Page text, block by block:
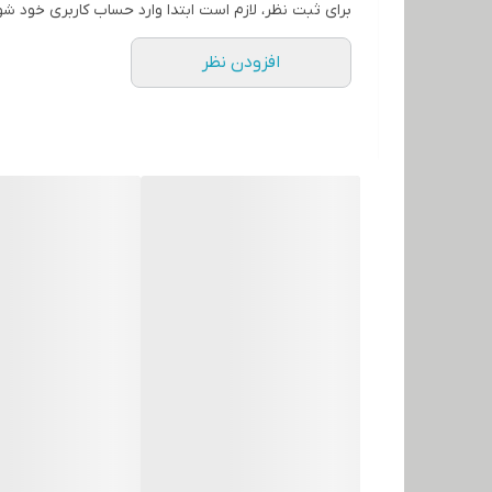
برای ثبت نظر، لازم است ابتدا وارد حساب کاربری خود
افزودن نظر